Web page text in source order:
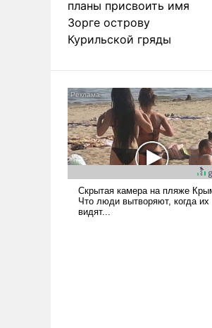
планы присвоить имя
Зорге острову
Курильской гряды